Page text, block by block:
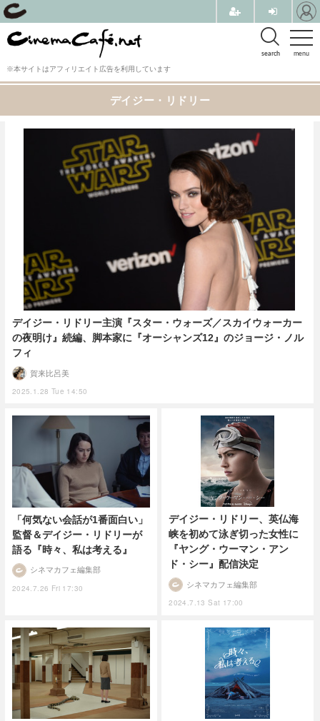
menu
search
※本サイトはアフィリエイト広告を利用しています
デイジー・リドリー
デイジー・リドリー主演『スター・ウォーズ／スカイウォーカー
の夜明け』続編、脚本家に『オーシャンズ12』のジョージ・ノル
フィ
2025.1.28 Tue 14:50
賀来比呂美
「何気ない会話が1番面白い」
監督＆デイジー・リドリーが
語る『時々、私は考える』
2024.7.26 Fri 17:30
シネマカフェ編集部
デイジー・リドリー、英仏海
峡を初めて泳ぎ切った女性に
『ヤング・ウーマン・アン
ド・シー』配信決定
2024.7.13 Sat 17:00
シネマカフェ編集部